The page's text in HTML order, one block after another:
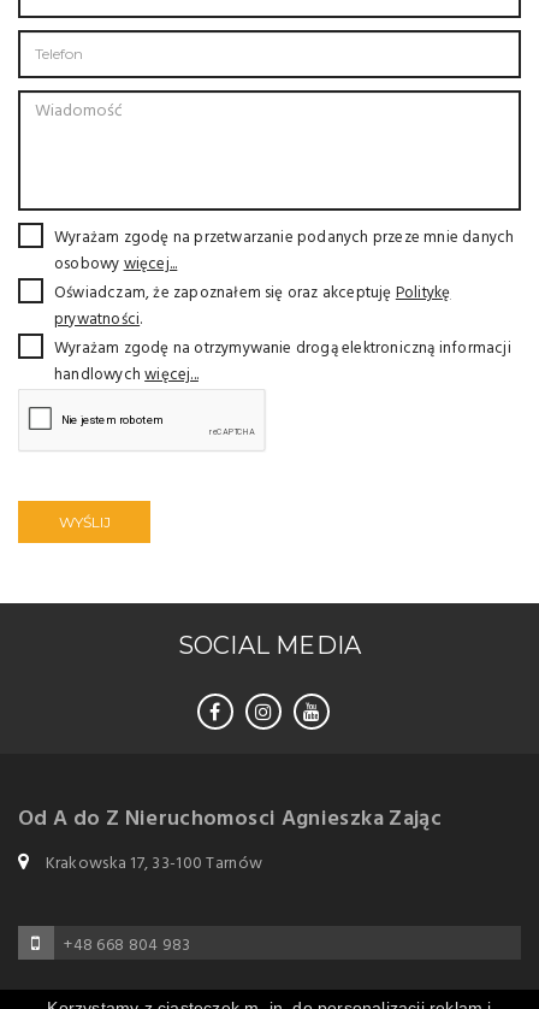
Wyrażam zgodę na przetwarzanie podanych przeze mnie danych
osobowywięcej...
Oświadczam, że zapoznałem się oraz akceptujęPolitykę
prywatności.
Wyrażam zgodę na otrzymywanie drogą elektroniczną informacji
handlowychwięcej...
WYŚLIJ
SOCIAL MEDIA
Od A do Z Nieruchomosci Agnieszka Zając
Krakowska 17, 33-100 Tarnów
+48 668 804 983